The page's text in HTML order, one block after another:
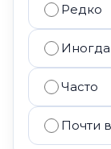
Редко
Иногда
Часто
Почти